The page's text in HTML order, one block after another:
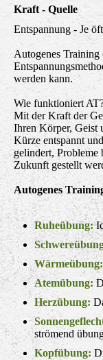
Kraft - Quelle
Entspannung - Je
Autogenes
werden kann.
Wie funktioniert
Mit der Kraft der
Ihren Körper, Geist
Kürze entspannt
gelindert, Probleme
Zukunft gestellt
Autogenes
Ruheübung:
Wärmeübung:
Atemübung:
Herzübung:
strömend
Kopfübung: